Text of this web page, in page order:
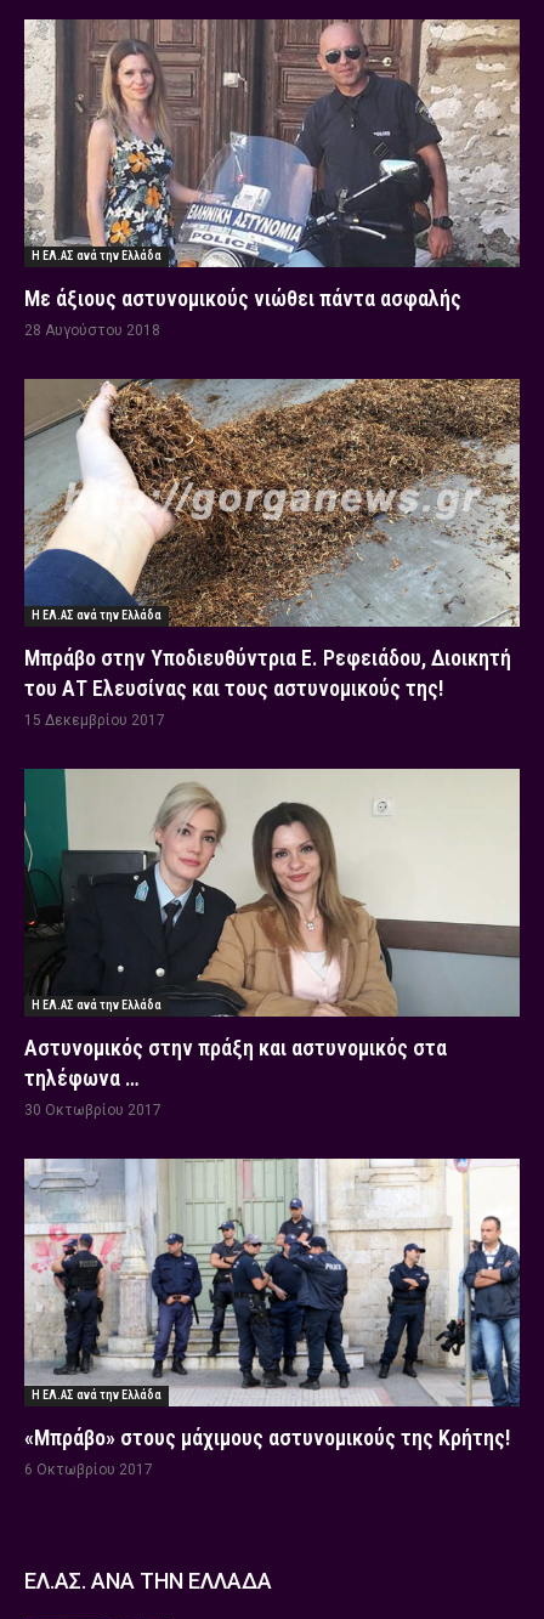
Η ΕΛ.ΑΣ ανά την Ελλάδα
Με άξιους αστυνομικούς νιώθει πάντα ασφαλής
28 Αυγούστου 2018
Η ΕΛ.ΑΣ ανά την Ελλάδα
Μπράβο στην Υποδιευθύντρια Ε. Ρεφειάδου, Διοικητή
του ΑΤ Ελευσίνας και τους αστυνομικούς της!
15 Δεκεμβρίου 2017
Η ΕΛ.ΑΣ ανά την Ελλάδα
Αστυνομικός στην πράξη και αστυνομικός στα
τηλέφωνα …
30 Οκτωβρίου 2017
Η ΕΛ.ΑΣ ανά την Ελλάδα
«Μπράβο» στους μάχιμους αστυνομικούς της Κρήτης!
6 Οκτωβρίου 2017
ΕΛ.ΑΣ. ΑΝΑ ΤΗΝ ΕΛΛΑΔΑ